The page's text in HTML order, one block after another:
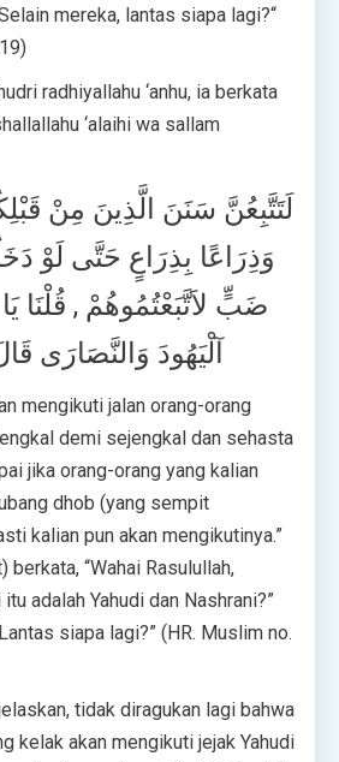
mereka, lantas siapa lagi?“
radhiyallahu ‘anhu, ia berkata
‘alaihi wa sallam
لَتَتَّبِعُنَّ سَنَنَ الَّذِينَ مِنْ
وَذِرَاعًا بِذِرَاعٍ حَتَّى لَوْ
ضَبٍّ لاَتَّبَعْتُمُوهُمْ , قُلْنَا
آلْيَهُودَ وَالنَّصَارَى
mengikuti jalan orang-orang
demi sejengkal dan sehasta
jika orang-orang yang kalian
dhob (yang sempit
kalian pun akan mengikutinya.”
berkata, “Wahai Rasulullah,
adalah Yahudi dan Nashrani?”
siapa lagi?” (HR. Muslim no.
tidak diragukan lagi bahwa
kelak akan mengikuti jejak Yahudi